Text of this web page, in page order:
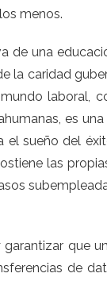
menos.
de una
la caridad
laboral,
es
sueño del
las
que
de